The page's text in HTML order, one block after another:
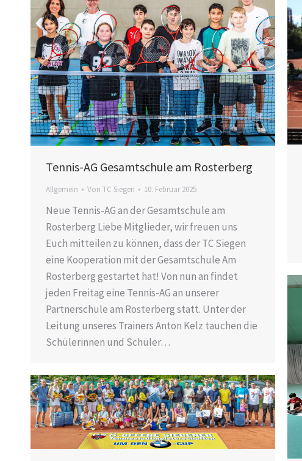
Tennis-AG Gesamtschule am Rosterberg
Allgemein Von TC Siegen 10. Februar 2025
Neue Tennis-AG an der Gesamtschule am
Rosterberg Liebe Mitglieder, wir freuen uns
Euch mitteilen zu können, dass der TC Siegen
eine Kooperation mit der Gesamtschule Am
Rosterberg gestartet hat! Von nun an findet
jeden Freitag eine Tennis-AG an unserer
Partnerschule am Rosterberg statt. Unter der
Leitung unseres Trainers Anton Kelz tauchen die
Schülerinnen und Schüler…